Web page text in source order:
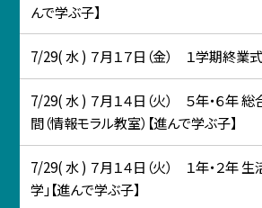
んで学ぶ子】
7/29( 水 ) ７月１７日（金） １学期終業式
7/29( 水 ) ７月１４日（火） ５年・６年
間（情報モラル教室）【進んで学ぶ子】
7/29( 水 ) ７月１４日（火） １年・２年
学」【進んで学ぶ子】